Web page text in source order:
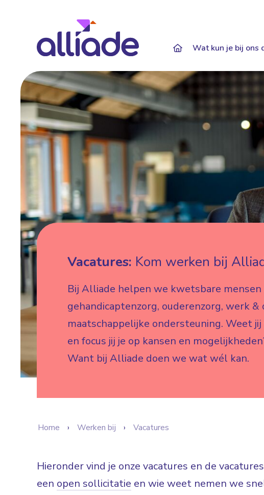
Wat kun je bij ons
Vacatures: Kom werken bij
Bij Alliade helpen we kwetsbare
gehandicaptenzorg, ouderenzorg, werk
maatschappelijke ondersteuning. Weet
en focus jij je op kansen en
Want bij Alliade doen we wat wél kan.
Home Werken bij Vacatures
Hieronder vind je onze vacatures en de
een open sollicitatie en wie weet nemen we